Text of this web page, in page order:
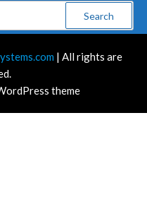
| All rights are
theme